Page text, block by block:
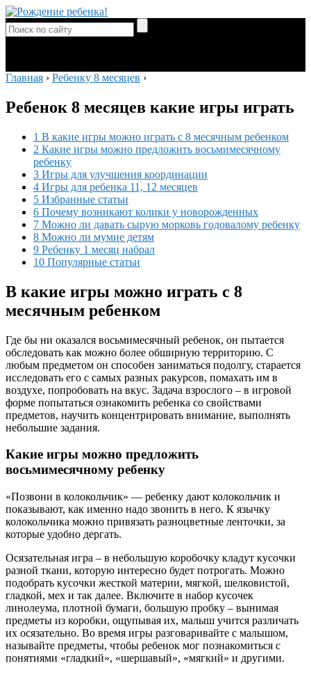
Главная › Ребенку 8 месяцев ›
Ребенок 8 месяцев какие игры играть
1 В какие игры можно играть с 8 месячным ребенком
2 Какие игры можно предложить восьмимесячному
ребенку
3 Игры для улучшения координации
4 Игры для ребенка 11, 12 месяцев
5 Избранные статьи
6 Почему возникают колики у новорожденных
7 Можно ли давать сырую морковь годовалому ребенку
8 Можно ли мумие детям
9 Ребенку 1 месяц набрал
10 Популярные статьи
В какие игры можно играть с 8
месячным ребенком
Где бы ни оказался восьмимесячный ребенок, он пытается
обследовать как можно более обширную территорию. С
любым предметом он способен заниматься подолгу, старается
исследовать его с самых разных ракурсов, помахать им в
воздухе, попробовать на вкус. Задача взрослого – в игровой
форме попытаться ознакомить ребенка со свойствами
предметов, научить концентрировать внимание, выполнять
небольшие задания.
Какие игры можно предложить
восьмимесячному ребенку
«Позвони в колокольчик» — ребенку дают колокольчик и
показывают, как именно надо звонить в него. К язычку
колокольчика можно привязать разноцветные ленточки, за
которые удобно дергать.
Осязательная игра – в небольшую коробочку кладут кусочки
разной ткани, которую интересно будет потрогать. Можно
подобрать кусочки жесткой материи, мягкой, шелковистой,
гладкой, мех и так далее. Включите в набор кусочек
линолеума, плотной бумаги, большую пробку – вынимая
предметы из коробки, ощупывая их, малыш учится различать
их осязательно. Во время игры разговаривайте с малышом,
называйте предметы, чтобы ребенок мог познакомиться с
понятиями «гладкий», «шершавый», «мягкий» и другими.